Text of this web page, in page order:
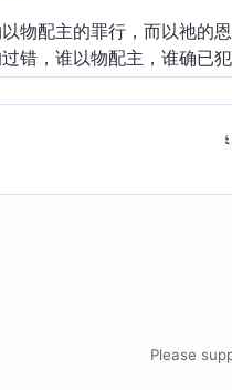
物配主的罪行，而以祂的
错，谁以物配主，谁确已
Please